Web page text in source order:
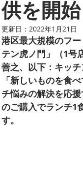
供を開始
更新日： 2022年1月21日
港区最大規模のフ
テン虎ノ門」（1号
善之、以下：キッ
「新しいものを食
チ悩みの解決を応
のご購入でランチ1
す。